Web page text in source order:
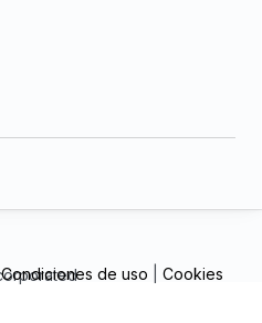
Condiciones de uso Cookies